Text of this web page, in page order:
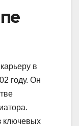
в
году. Он
ключевых